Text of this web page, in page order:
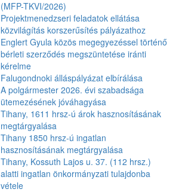
(MFP-TKVI/2026)
Projektmenedzseri feladatok ellátása
közvilágítás korszerűsítés pályázathoz
Englert Gyula közös megegyezéssel történő
bérleti szerződés megszüntetése iránti
kérelme
Falugondnoki álláspályázat elbírálása
A polgármester 2026. évi szabadsága
ütemezésének jóváhagyása
Tihany, 1611 hrsz-ú árok hasznosításának
megtárgyalása
Tihany 1850 hrsz-ú ingatlan
hasznosításának megtárgyalása
Tihany, Kossuth Lajos u. 37. (112 hrsz.)
alatti ingatlan önkormányzati tulajdonba
vétele